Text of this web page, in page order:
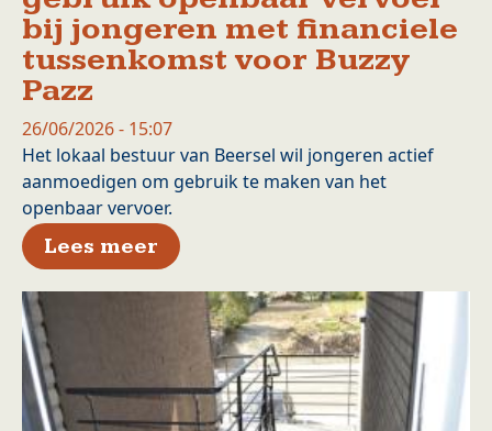
bij jongeren met financiele
tussenkomst voor Buzzy
Pazz
26/06/2026 - 15:07
Het lokaal bestuur van Beersel wil jongeren actief
aanmoedigen om gebruik te maken van het
openbaar vervoer.
Lees meer over BEERSEL stimuleert